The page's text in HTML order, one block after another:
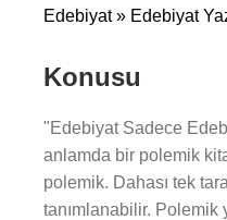
Edebiyat » Edebiyat
Konusu
"Edebiyat Sadece
anlamda bir polemik
polemik. Dahası tek
tanımlanabilir.